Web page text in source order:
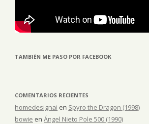
TAMBIÉN ME PASO POR FACEBOOK
COMENTARIOS RECIENTES
homedesignai en Spyro the Dragon (1998)
bowie en Ángel Nieto Pole 500 (1990)